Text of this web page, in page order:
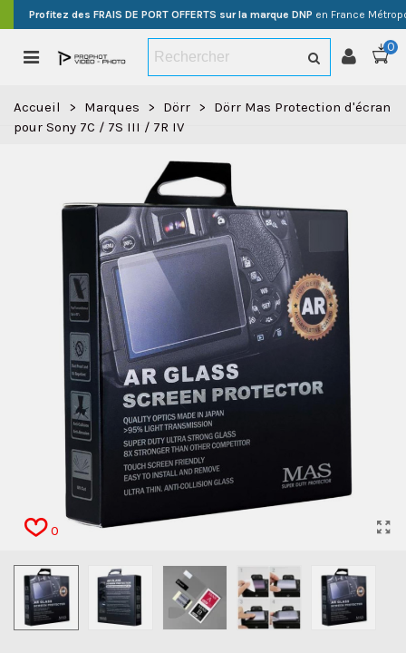
Profitez des FRAIS DE PORT OFFERTS sur la marque DNP en France
0
Accueil > Marques > Dörr >
Dörr Mas Protection d'écran
pour Sony 7C / 7S III / 7R IV
0